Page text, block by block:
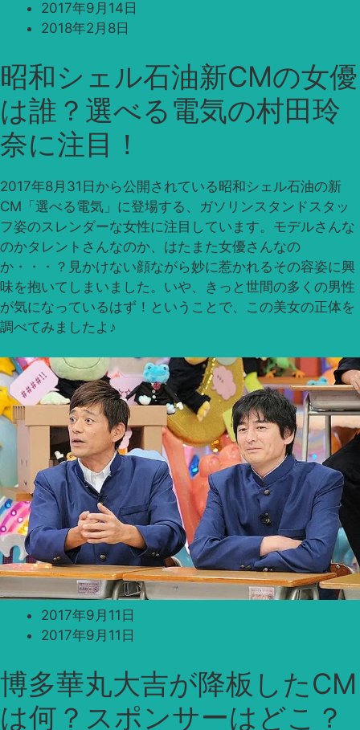
2017年9月14日
2018年2月8日
昭和シェル石油新CMの女優
は誰？選べる電気の村田玲
奈に注目！
2017年8月31日から公開されている昭和シェル石油の新
CM「選べる電気」に登場する、ガソリンスタンドスタッ
フ姿のスレンダーな女性に注目しています。モデルさんな
のかタレントさんなのか、はたまた女優さんなの
か・・・？見かけない顔ながら妙に惹かれるその容姿に興
味を抱いてしまいました。いや、きっと世間の多くの男性
が気になっているはず！ということで、この美女の正体を
調べてみましたよ♪
2017年9月11日
2017年9月11日
博多華丸大吉が降板したCM
は何？スポンサーはどこ？